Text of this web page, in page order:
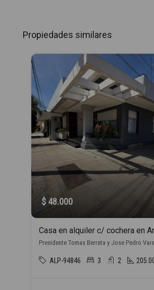
Propiedades similares
$ 48.000
Casa en alquiler c/ cochera en
ALP-94846 3 2